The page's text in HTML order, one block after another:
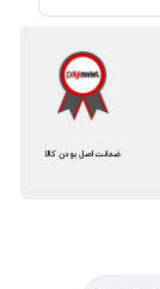
ضمانت اصل بودن کالا